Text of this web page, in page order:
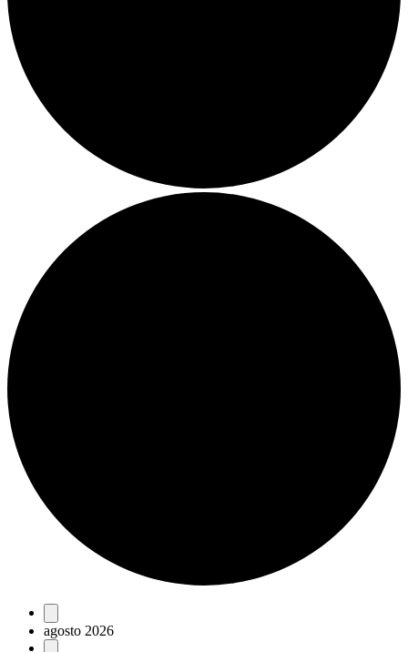
Eventos
agosto 2026